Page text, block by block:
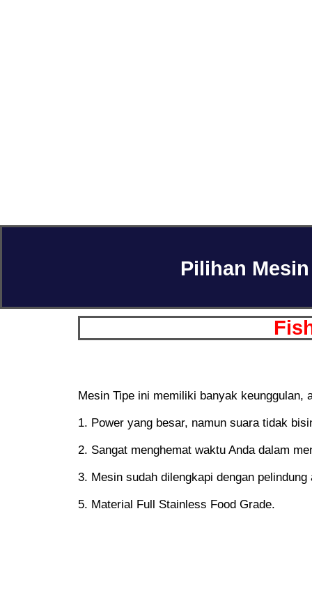
Pilihan
Mesin Tipe ini memiliki banyak keunggulan,
1. Power yang besar, namun suara tidak
2. Sangat menghemat waktu Anda dalam
3. Mesin sudah dilengkapi dengan pelindung
5. Material Full Stainless Food Grade.